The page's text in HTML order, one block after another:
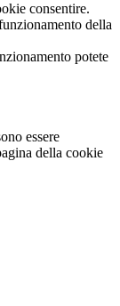
consentire.
della
potete
essere
della cookie